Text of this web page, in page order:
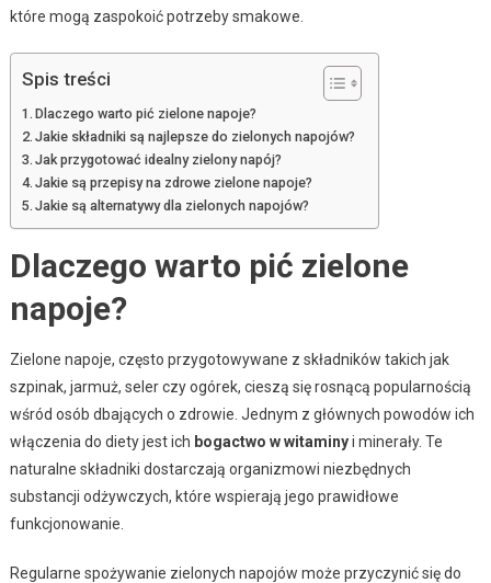
które mogą zaspokoić potrzeby smakowe.
Spis treści
Dlaczego warto pić zielone napoje?
Jakie składniki są najlepsze do zielonych napojów?
Jak przygotować idealny zielony napój?
Jakie są przepisy na zdrowe zielone napoje?
Jakie są alternatywy dla zielonych napojów?
Dlaczego warto pić zielone
napoje?
Zielone napoje, często przygotowywane z składników takich jak
szpinak, jarmuż, seler czy ogórek, cieszą się rosnącą popularnością
wśród osób dbających o zdrowie. Jednym z głównych powodów ich
włączenia do diety jest ich bogactwo w witaminyi minerały. Te
naturalne składniki dostarczają organizmowi niezbędnych
substancji odżywczych, które wspierają jego prawidłowe
funkcjonowanie.
Regularne spożywanie zielonych napojów może przyczynić się do